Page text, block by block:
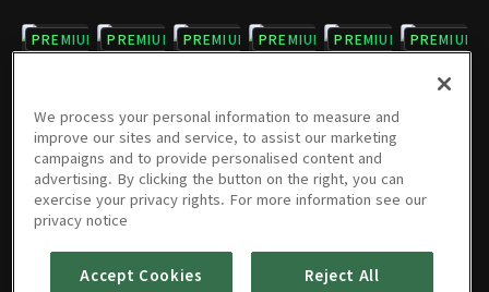
PREMIUM PREMIUM PREMIUM PREMIUM PREMIUM PREMIUM
PREMIUM
19회
35분
PREMIUM
20회
28분
PREMIUM
21회
PREMIUM
22회
PREMIUM
23회 24회
We process your personal information to measure and
improve our sites and service, to assist our marketing
campaigns and to provide personalised content and
advertising. By clicking the button on the right, you can
exercise your privacy rights. For more information see our
privacy notice
Accept Cookies Reject All